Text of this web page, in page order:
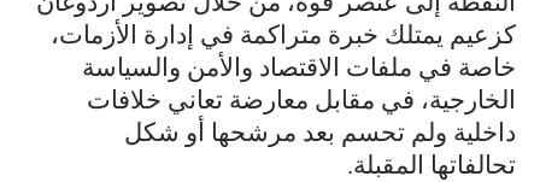
كزعيم يمتلك خبرة متراكمة في إدارة الأزمات،
خاصة في ملفات الاقتصاد والأمن والسياسة
الخارجية، في مقابل معارضة تعاني خلافات
داخلية ولم تحسم بعد مرشحها أو شكل
تحالفاتها المقبلة.